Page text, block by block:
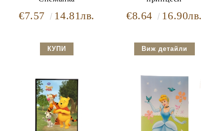
€7.57 14.81лв. €8.64 16.90лв.
Виж детайли